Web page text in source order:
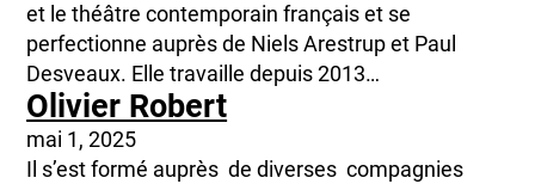
et le théâtre contemporain français et se
perfectionne auprès de Niels Arestrup et Paul
Desveaux. Elle travaille depuis 2013…
Olivier Robert
mai 1, 2025
Il s’est formé auprès de diverses compagnies